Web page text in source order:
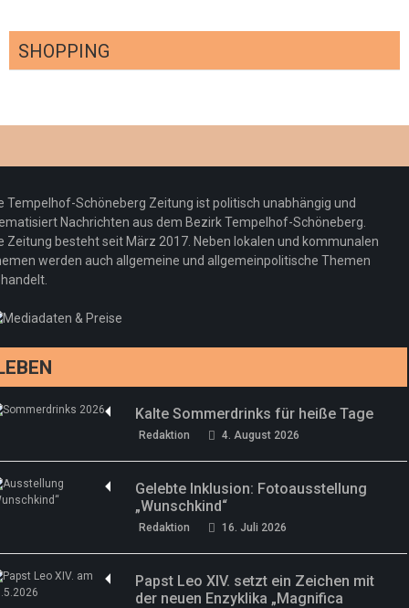
SHOPPING
Redaktion 23. Juli 2026
Pepe Jeans London mit Summer Sale und
neuer Kollektion
Redaktion 19. Juli 2026
Woher kommt der Honig? – Neue EU-
Regeln gelten 14. Juni
drei neue Specials zur Fußball-WM
Tempelhof-Schöneberg Zeitung ist politisch unabhängig und
Nachrichten aus dem Bezirk Tempelhof-Schöneberg.
Zeitung besteht seit März 2017. Neben lokalen und kommunalen
werden auch allgemeine und allgemeinpolitische Themen
Kalte Sommerdrinks für heiße Tage
Redaktion 4. August 2026
Gelebte Inklusion: Fotoausstellung
„Wunschkind“
Redaktion 16. Juli 2026
Papst Leo XIV. setzt ein Zeichen mit
der neuen Enzyklika „Magnifica